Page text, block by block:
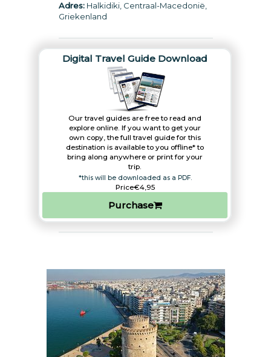
Adres:Halkidiki, Centraal-Macedonië,
Griekenland
Digital Travel Guide Download
Our travel guides are free to read and
explore online. If you want to get your
own copy, the full travel guide for this
destination is available to you offline* to
bring along anywhere or print for your
trip.​
*this will be downloaded as a PDF.
Price€4,95
Purchase